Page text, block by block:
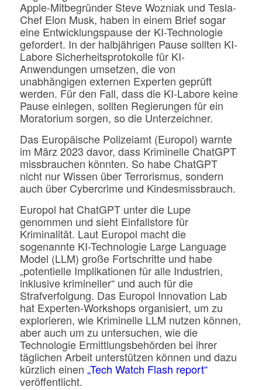
Apple-Mitbegründer Steve Wozniak und Tesla-
Chef Elon Musk, haben in einem Brief sogar
eine Entwicklungspause der KI-Technologie
gefordert. In der halbjährigen Pause sollten KI-
Labore Sicherheitsprotokolle für KI-
Anwendungen umsetzen, die von
unabhängigen externen Experten geprüft
werden. Für den Fall, dass die KI-Labore keine
Pause einlegen, sollten Regierungen für ein
Moratorium sorgen, so die Unterzeichner.
Das Europäische Polizeiamt (Europol) warnte
im März 2023 davor, dass Kriminelle ChatGPT
missbrauchen könnten. So habe ChatGPT
nicht nur Wissen über Terrorismus, sondern
auch über Cybercrime und Kindesmissbrauch.
Europol hat ChatGPT unter die Lupe
genommen und sieht Einfallstore für
Kriminalität. Laut Europol macht die
sogenannte KI-Technologie Large Language
Model (LLM) große Fortschritte und habe
„potentielle Implikationen für alle Industrien,
inklusive krimineller“ und auch für die
Strafverfolgung. Das Europol Innovation Lab
hat Experten-Workshops organisiert, um zu
explorieren, wie Kriminelle LLM nutzen können,
aber auch um zu untersuchen, wie die
Technologie Ermittlungsbehörden bei ihrer
täglichen Arbeit unterstützen können und dazu
kürzlich einen „Tech Watch Flash report“
veröffentlicht.